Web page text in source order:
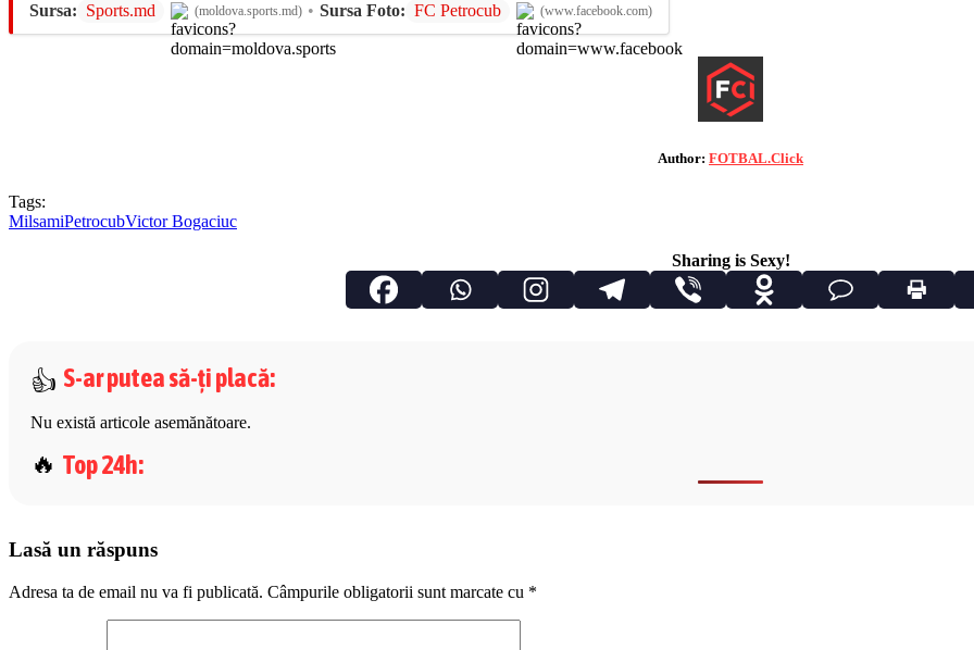
Sursa: Sports.md (moldova.sports.md) • Sursa Foto: FC Petrocub (www.facebook.com)
Author: FOTBAL.Click
Tags:
MilsamiPetrocubVictor Bogaciuc
Sharing is Sexy!
S-ar putea să-ți placă:
Nu există articole asemănătoare.
Top 24h:
Lasă un răspuns
Adresa ta de email nu va fi publicată. Câmpurile obligatorii sunt marcate cu *